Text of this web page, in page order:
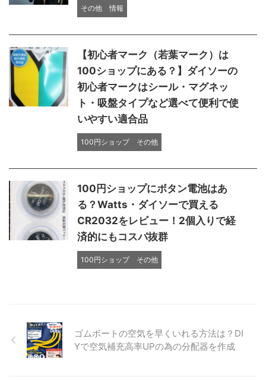
その他 情報
【初心者マーク（若葉マーク）は
100ショップにある？】ダイソーの
初心者マークはシール・マグネッ
ト・吸盤タイプなど選べて便利で使
いやすい適合品
100円ショップ その他
100円ショップにボタン電池はあ
る？Watts・ダイソーで買える
CR2032をレビュー！2個入りで経
済的にもコスパ抜群
100円ショップ その他
ゴムボートの空気を早くいれる方法は？DI
Yで空気補充高率UPの為の分配器を作成